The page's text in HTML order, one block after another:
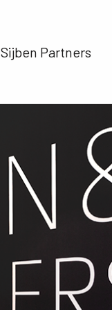
Sijben Partners